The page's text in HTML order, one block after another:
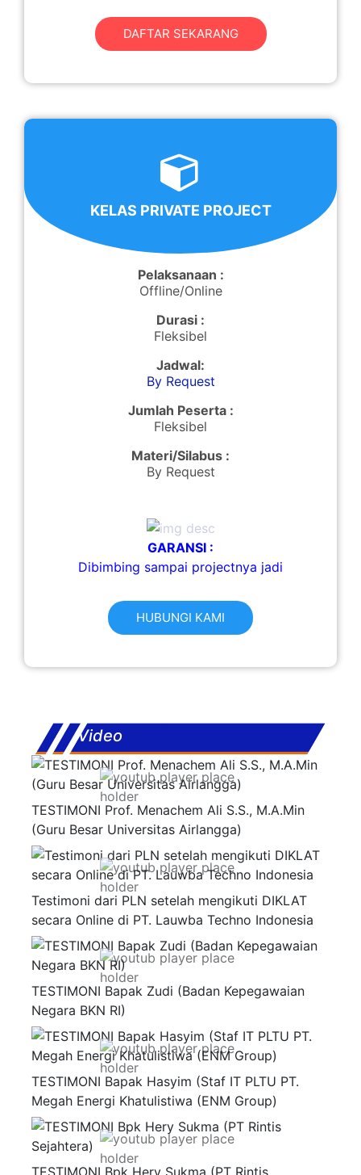
DAFTAR SEKARANG
KELAS PRIVATE PROJECT
Pelaksanaan :
Offline/Online
Durasi :
Fleksibel
Jadwal:
By Request
Jumlah Peserta :
Fleksibel
Materi/Silabus :
By Request
GARANSI :
Dibimbing sampai projectnya jadi
HUBUNGI KAMI
Video
TESTIMONI Prof. Menachem Ali S.S., M.A.Min
(Guru Besar Universitas Airlangga)
Testimoni dari PLN setelah mengikuti DIKLAT
secara Online di PT. Lauwba Techno Indonesia
TESTIMONI Bapak Zudi (Badan Kepegawaian
Negara BKN RI)
TESTIMONI Bapak Hasyim (Staf IT PLTU PT.
Megah Energi Khatulistiwa (ENM Group)
TESTIMONI Bpk Hery Sukma (PT Rintis